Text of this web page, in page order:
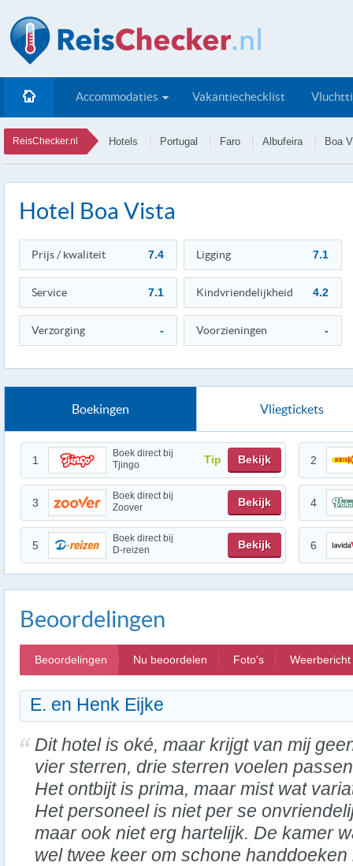
Accommodaties Vakantiechecklist
ReisChecker.nl Hotels Portugal Faro Albufeira Boa
Hotel Boa Vista
Prijs / kwaliteit 7.4 Ligging 7.1
Service 7.1 Kindvriendelijkheid 4.2
Verzorging - Voorzieningen -
Boekingen Vliegtickets
1
Boek direct bij
Tjingo
Tip Bekijk 2
3
Boek direct bij
Zoover
Bekijk 4
5
Boek direct bij
D-reizen
Bekijk 6
Beoordelingen
Beoordelingen Nu beoordelen Foto's Weerbericht
E. en Henk Eijke
Dit hotel is oké, maar krijgt van mij
vier sterren, drie sterren voelen
Het ontbijt is prima, maar mist wat
Het personeel is niet per se
maar ook niet erg hartelijk. De kamer
wel twee keer om schone